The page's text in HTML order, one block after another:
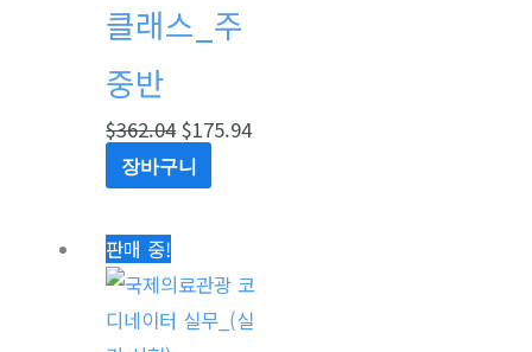
클래스_주
중반
$362.04 $175.94
장바구니
판매 중!
래
가
재
가